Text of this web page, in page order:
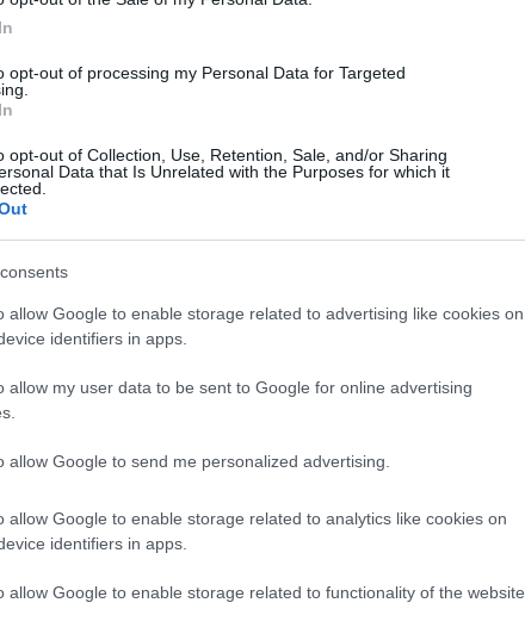
opt-out of processing my Personal Data for Targeted
opt-out of Collection, Use, Retention, Sale, and/or Sharing
Data that Is Unrelated with the Purposes for which it
allow Google to enable storage related to advertising like cookies on
identifiers in apps.
allow my user data to be sent to Google for online advertising
allow Google to send me personalized advertising.
allow Google to enable storage related to analytics like cookies on
identifiers in apps.
allow Google to enable storage related to functionality of the website